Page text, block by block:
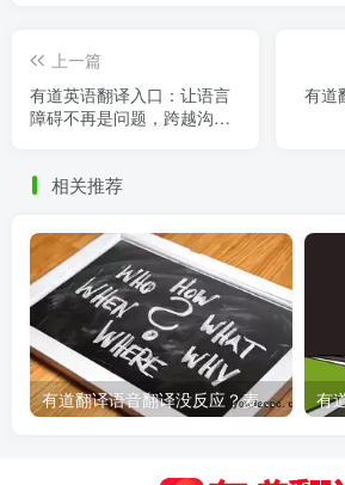
上一篇
有道英语翻译入口：让语言
障碍不再是问题，跨越沟通
有道
相关推荐
有道翻译语音翻译没反应？麦克风权限设置指南